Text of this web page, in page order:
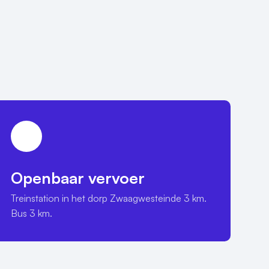
Openbaar vervoer
Treinstation in het dorp Zwaagwesteinde 3 km.
Bus 3 km.